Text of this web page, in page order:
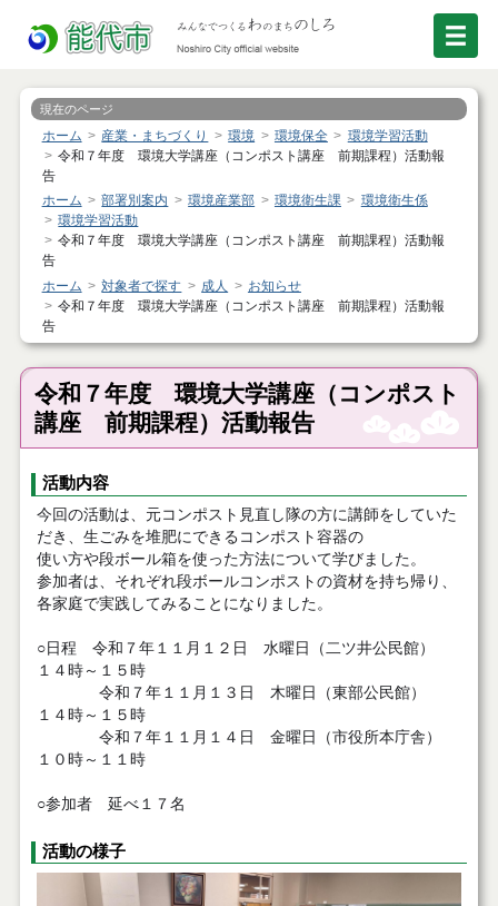
現在のページ
ホーム 産業・まちづくり 環境 環境保全
環境学習活動
令和７年度 環境大学講座（コンポスト講座 前期課程）活動報
告
ホーム
部署別案内 環境産業部 環境衛生課
環境衛生係
環境学習活動
令和７年度 環境大学講座（コンポスト講座 前期課程）活動報
告
ホーム
対象者で探す 成人
お知らせ
令和７年度 環境大学講座（コンポスト講座 前期課程）活動報
告
令和７年度 環境大学講座（コンポスト
講座 前期課程）活動報告
活動内容
今回の活動は、元コンポスト見直し隊の方に講師をしていた
だき、生ごみを堆肥にできるコンポスト容器の
使い方や段ボール箱を使った方法について学びました。
参加者は、それぞれ段ボールコンポストの資材を持ち帰り、
各家庭で実践してみることになりました。
○日程 令和７年１１月１２日 水曜日（二ツ井公民館）
１４時～１５時
令和７年１１月１３日 木曜日（東部公民館）
１４時～１５時
令和７年１１月１４日 金曜日（市役所本庁舎）
１０時～１１時
○参加者 延べ１７名
活動の様子